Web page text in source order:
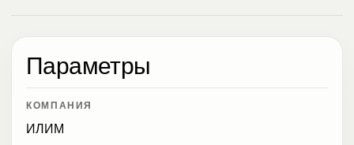
Параметры
КОМПАНИЯ
ИЛИМ